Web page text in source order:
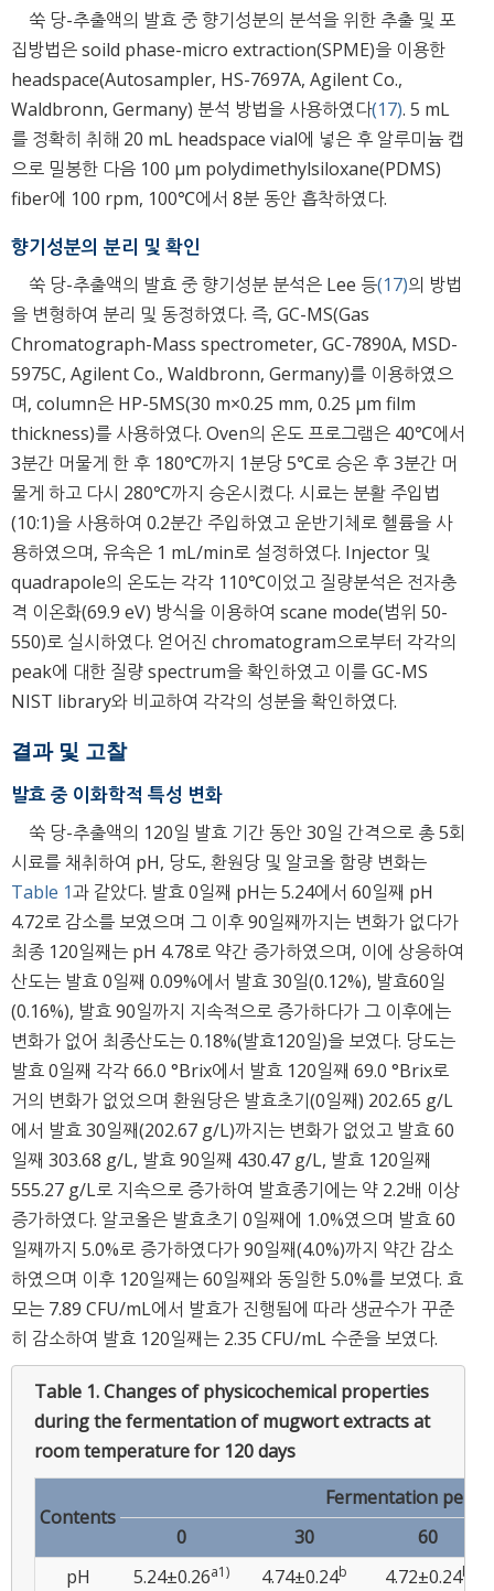
쑥 당-추출액의 발효 중 향기성분의 분석을 위한 추출 및 포
집방법은 soild phase-micro extraction(SPME)을 이용한
headspace(Autosampler, HS-7697A, Agilent Co.,
Waldbronn, Germany) 분석 방법을 사용하였다(17). 5 mL
를 정확히 취해 20 mL headspace vial에 넣은 후 알루미늄 캡
으로 밀봉한 다음 100 μm polydimethylsiloxane(PDMS)
fiber에 100 rpm, 100℃에서 8분 동안 흡착하였다.
향기성분의 분리 및 확인
쑥 당-추출액의 발효 중 향기성분 분석은 Lee 등(17)의 방법
을 변형하여 분리 및 동정하였다. 즉, GC-MS(Gas
Chromatograph-Mass spectrometer, GC-7890A, MSD-
5975C, Agilent Co., Waldbronn, Germany)를 이용하였으
며, column은 HP-5MS(30 m×0.25 mm, 0.25 μm film
thickness)를 사용하였다. Oven의 온도 프로그램은 40℃에서
3분간 머물게 한 후 180℃까지 1분당 5℃로 승온 후 3분간 머
물게 하고 다시 280℃까지 승온시켰다. 시료는 분활 주입법
(10:1)을 사용하여 0.2분간 주입하였고 운반기체로 헬륨을 사
용하였으며, 유속은 1 mL/min로 설정하였다. Injector 및
quadrapole의 온도는 각각 110℃이었고 질량분석은 전자충
격 이온화(69.9 eV) 방식을 이용하여 scane mode(범위 50-
550)로 실시하였다. 얻어진 chromatogram으로부터 각각의
peak에 대한 질량 spectrum을 확인하였고 이를 GC-MS
NIST library와 비교하여 각각의 성분을 확인하였다.
결과 및 고찰
발효 중 이화학적 특성 변화
쑥 당-추출액의 120일 발효 기간 동안 30일 간격으로 총 5회
시료를 채취하여 pH, 당도, 환원당 및 알코올 함량 변화는
Table 1과 같았다. 발효 0일째 pH는 5.24에서 60일째 pH
4.72로 감소를 보였으며 그 이후 90일째까지는 변화가 없다가
최종 120일째는 pH 4.78로 약간 증가하였으며, 이에 상응하여
산도는 발효 0일째 0.09%에서 발효 30일(0.12%), 발효60일
(0.16%), 발효 90일까지 지속적으로 증가하다가 그 이후에는
변화가 없어 최종산도는 0.18%(발효120일)을 보였다. 당도는
발효 0일째 각각 66.0 °Brix에서 발효 120일째 69.0 °Brix로
거의 변화가 없었으며 환원당은 발효초기(0일째) 202.65 g/L
에서 발효 30일째(202.67 g/L)까지는 변화가 없었고 발효 60
일째 303.68 g/L, 발효 90일째 430.47 g/L, 발효 120일째
555.27 g/L로 지속으로 증가하여 발효종기에는 약 2.2배 이상
증가하였다. 알코올은 발효초기 0일째에 1.0%였으며 발효 60
일째까지 5.0%로 증가하였다가 90일째(4.0%)까지 약간 감소
하였으며 이후 120일째는 60일째와 동일한 5.0%를 보였다. 효
모는 7.89 CFU/mL에서 발효가 진행됨에 따라 생균수가 꾸준
히 감소하여 발효 120일째는 2.35 CFU/mL 수준을 보였다.
Table 1.Changes of physicochemical properties
during the fermentation of mugwort extracts at
room temperature for 120 days
Contents
Fermentation
0
30
60
pH
5.24±0.26a1) 4.74±0.24b 4.72±0.24b